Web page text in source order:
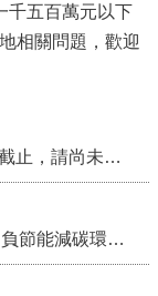
相關問題，歡迎